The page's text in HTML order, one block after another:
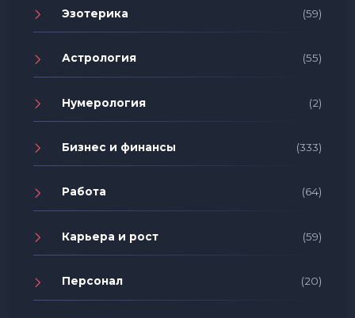
Эзотерика (59)
Астрология (55)
Нумерология (2)
Бизнес и финансы (333)
Работа (64)
Карьера и рост (59)
Персонал (20)